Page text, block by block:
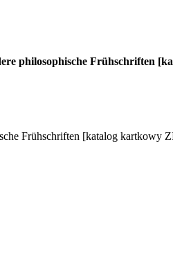
philosophische Frühschriften
Frühschriften [katalog kartkowy